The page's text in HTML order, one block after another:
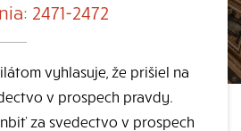
2471-2472
vyhlasuje, že prišiel na
v prospech pravdy.
za svedectvo v prospech